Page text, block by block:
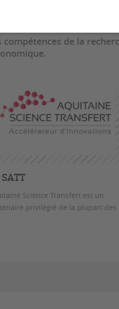
de la
Science Transfert est un
privilégié de la plupart des